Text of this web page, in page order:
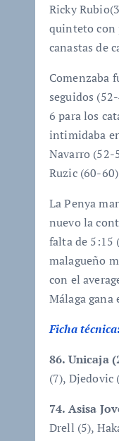
Ricky
quinteto con
canastas de
Comenzaba
seguidos
6 para los
intimidaba
Navarro (52-
Ruzic (60-
La Penya
nuevo la
falta de 5:15
malagueño
con el
Málaga
Ficha
86. Unicaja
(7), Djedovic
74. Asisa
Drell (5),